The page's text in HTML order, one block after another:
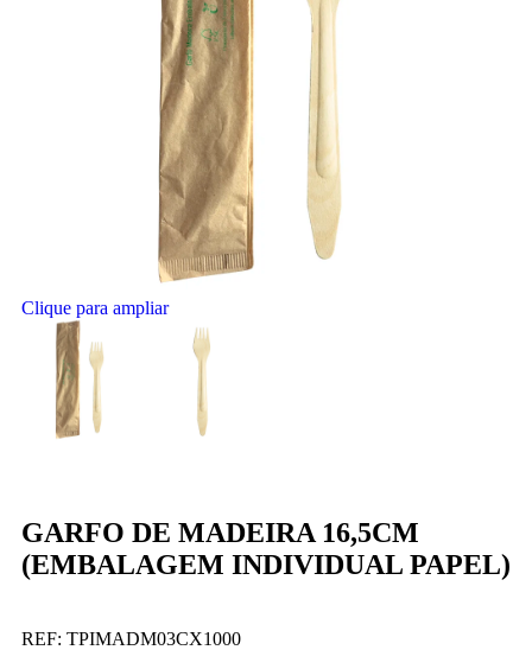
Clique para ampliar
GARFO DE MADEIRA 16,5CM
(EMBALAGEM INDIVIDUAL PAPEL)
REF: TPIMADM03CX1000